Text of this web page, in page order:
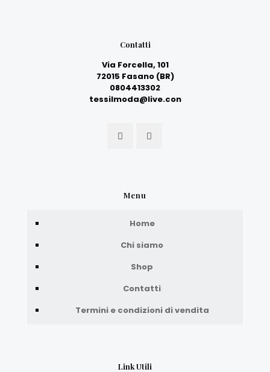
Contatti
Via Forcella, 101
72015 Fasano (BR)
0804413302
tessilmoda@live.con
Menu
Home
Chi siamo
Shop
Contatti
Termini e condizioni di vendita
Link Utili